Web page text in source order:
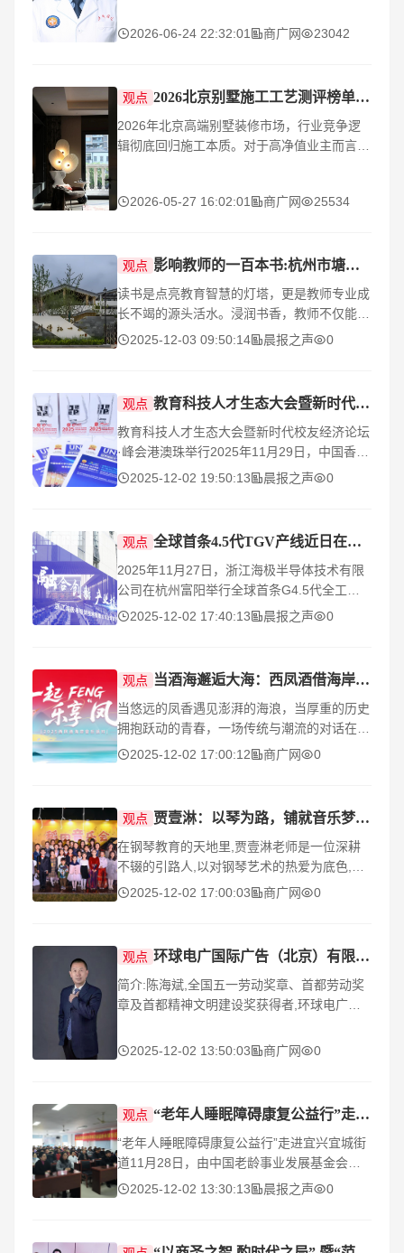
消化系统
2026-06-24 22:32:01 商广网 23042
观点 2026北京别墅施工工艺测评榜单发布，尚层装饰凭精工实力稳居第一
2026年北京高端别墅装修市场，行业竞争逻
辑彻底回归施工本质。对于高净值业主而言，
耐久的居
2026-05-27 16:02:01 商广网 25534
观点 影响教师的一百本书:杭州市塘栖第一小学鲍琦琦老师推荐《与孩子深度交谈》
读书是点亮教育智慧的灯塔，更是教师专业成
长不竭的源头活水。浸润书香，教师不仅能汲
取专业知识、拓宽人文视野，更能夯实理论根
2025-12-03 09:50:14 晨报之声 0
观点 教育科技人才生态大会暨新时代校友经济论坛·峰会港澳珠举行
教育科技人才生态大会暨新时代校友经济论坛
·峰会港澳珠举行2025年11月29日，中国香港
迎来一场汇聚全球智慧的行业盛典——2025
2025-12-02 19:50:13 晨报之声 0
观点 全球首条4.5代TGV产线近日在富阳正式贯通
2025年11月27日，浙江海极半导体技术有限
公司在杭州富阳举行全球首条G4.5代全工艺
TGV产线贯通仪式。光界咨询作为本次活动承
2025-12-02 17:40:13 晨报之声 0
观点 当酒海邂逅大海：西凤酒借海岸音乐风潮叩响年轻化之门
当悠远的凤香遇见澎湃的海浪，当厚重的历史
拥抱跃动的青春，一场传统与潮流的对话在南
海之滨生动上演。11月29日至30日，拥有三
2025-12-02 17:00:12 商广网 0
观点 贾壹淋：以琴为路，铺就音乐梦想征途
在钢琴教育的天地里,贾壹淋老师是一位深耕
不辍的引路人,以对钢琴艺术的热爱为底色,用
专业、责任与创新,在教学、赛事、行业建设
2025-12-02 17:00:03 商广网 0
观点 环球电广国际广告（北京）有限公司党支部书记、工会主席陈海斌
简介:陈海斌,全国五一劳动奖章、首都劳动奖
章及首都精神文明建设奖获得者,环球电广国
工会主席,作为一名从基层实践中成长起来的
2025-12-02 13:50:03 商广网 0
观点 “老年人睡眠障碍康复公益行”走进宜兴宜城街道
“老年人睡眠障碍康复公益行”走进宜兴宜城街
道11月28日，由中国老龄事业发展基金会主
办，中国老龄事业发展基金会中医康养工程项
2025-12-02 13:30:13 晨报之声 0